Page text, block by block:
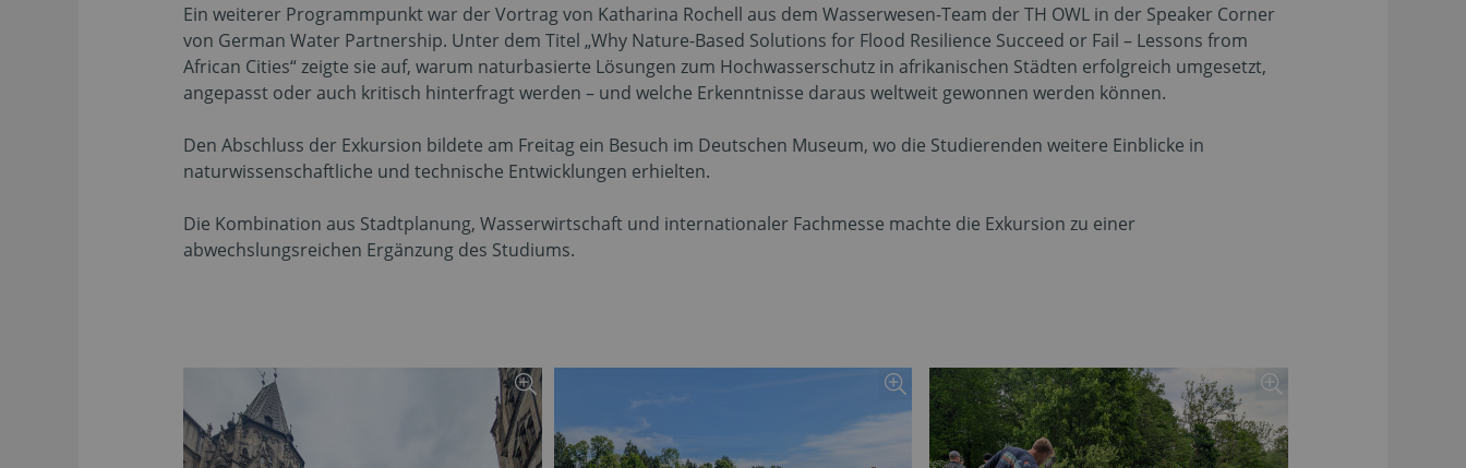
Ein weiterer Programmpunkt war der Vortrag von Katharina Rochell aus dem Wasserwesen-Team der TH OWL in der Speaker Corner
von German Water Partnership. Unter dem Titel „Why Nature-Based Solutions for Flood Resilience Succeed or Fail – Lessons from
African Cities“ zeigte sie auf, warum naturbasierte Lösungen zum Hochwasserschutz in afrikanischen Städten erfolgreich umgesetzt,
angepasst oder auch kritisch hinterfragt werden – und welche Erkenntnisse daraus weltweit gewonnen werden können.
Den Abschluss der Exkursion bildete am Freitag ein Besuch im Deutschen Museum, wo die Studierenden weitere Einblicke in
naturwissenschaftliche und technische Entwicklungen erhielten.
Die Kombination aus Stadtplanung, Wasserwirtschaft und internationaler Fachmesse machte die Exkursion zu einer
abwechslungsreichen Ergänzung des Studiums.